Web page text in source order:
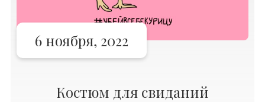
6 ноября, 2022
Костюм для свиданий